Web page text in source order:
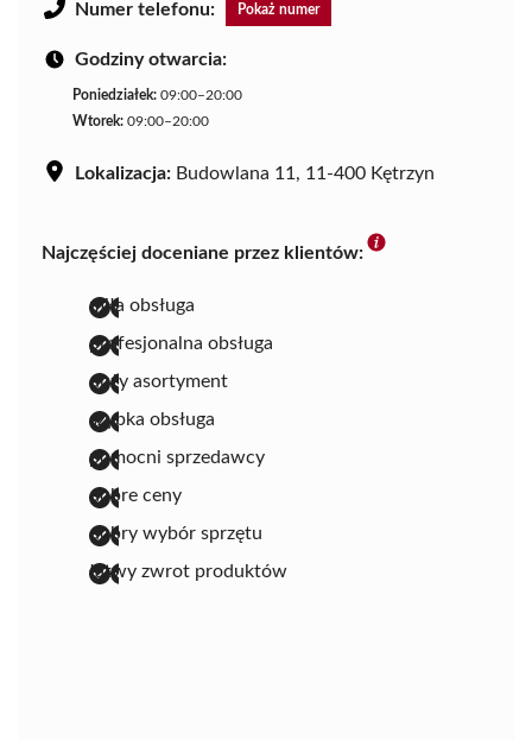
Numer telefonu: Pokaż numer
Godziny otwarcia:
Poniedziałek: 09:00–20:00
Wtorek: 09:00–20:00
Lokalizacja: Budowlana 11, 11-400 Kętrzyn
Najczęściej doceniane przez klientów:
miła obsługa
profesjonalna obsługa
duży asortyment
szybka obsługa
pomocni sprzedawcy
dobre ceny
dobry wybór sprzętu
łatwy zwrot produktów